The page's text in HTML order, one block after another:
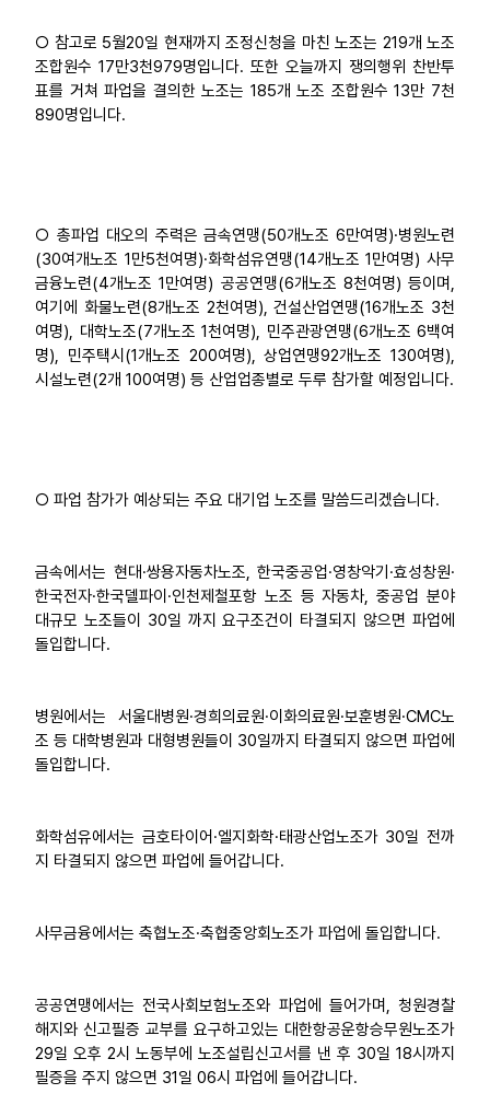
○ 참고로 5월20일 현재까지 조정신청을 마친 노조는 219개 노조
조합원수 17만3천979명입니다. 또한 오늘까지 쟁의행위 찬반투
표를 거쳐 파업을 결의한 노조는 185개 노조 조합원수 13만 7천
890명입니다.
○ 총파업 대오의 주력은 금속연맹(50개노조 6만여명)·병원노련
(30여개노조 1만5천여명)·화학섬유연맹(14개노조 1만여명) 사무
금융노련(4개노조 1만여명) 공공연맹(6개노조 8천여명) 등이며,
여기에 화물노련(8개노조 2천여명), 건설산업연맹(16개노조 3천
여명), 대학노조(7개노조 1천여명), 민주관광연맹(6개노조 6백여
명), 민주택시(1개노조 200여명), 상업연맹92개노조 130여명),
시설노련(2개 100여명) 등 산업업종별로 두루 참가할 예정입니다.
○ 파업 참가가 예상되는 주요 대기업 노조를 말씀드리겠습니다.
금속에서는 현대·쌍용자동차노조, 한국중공업·영창악기·효성창원·
한국전자·한국델파이·인천제철포항 노조 등 자동차, 중공업 분야
대규모 노조들이 30일 까지 요구조건이 타결되지 않으면 파업에
돌입합니다.
병원에서는 서울대병원·경희의료원·이화의료원·보훈병원·CMC노
조 등 대학병원과 대형병원들이 30일까지 타결되지 않으면 파업에
돌입합니다.
화학섬유에서는 금호타이어·엘지화학·태광산업노조가 30일 전까
지 타결되지 않으면 파업에 들어갑니다.
사무금융에서는 축협노조·축협중앙회노조가 파업에 돌입합니다.
공공연맹에서는 전국사회보험노조와 파업에 들어가며, 청원경찰
해지와 신고필증 교부를 요구하고있는 대한항공운항승무원노조가
29일 오후 2시 노동부에 노조설립신고서를 낸 후 30일 18시까지
필증을 주지 않으면 31일 06시 파업에 들어갑니다.